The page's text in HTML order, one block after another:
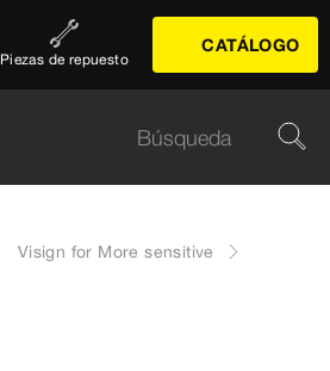
Piezas de repuesto
CATÁLOGO
Visign for More sensitive